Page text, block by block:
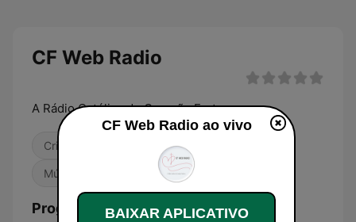
CF Web Radio
A Rádio Católica do Coração Fraterno
Cristã Religião & Espiritualidade
Música Brasileira
Programação
CF Web Radio ao vivo
BAIXAR APLICATIVO